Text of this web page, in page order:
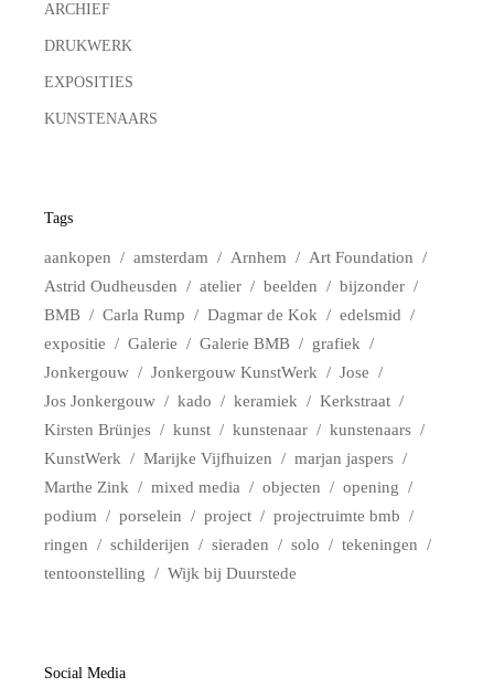
ARCHIEF
DRUKWERK
EXPOSITIES
KUNSTENAARS
Tags
aankopen amsterdam Arnhem
Art Foundation
Astrid Oudheusden
atelier beelden
bijzonder
BMB
Carla Rump Dagmar de Kok
edelsmid
expositie
Galerie Galerie BMB
grafiek
Jonkergouw
Jonkergouw KunstWerk
Jose
Jos Jonkergouw
kado keramiek
Kerkstraat
Kirsten Brünjes
kunst kunstenaar
kunstenaars
KunstWerk
Marijke Vijfhuizen
marjan jaspers
Marthe Zink
mixed media objecten
opening
podium
porselein project
projectruimte bmb
ringen
schilderijen sieraden solo
tekeningen
tentoonstelling
Wijk bij Duurstede
Social Media